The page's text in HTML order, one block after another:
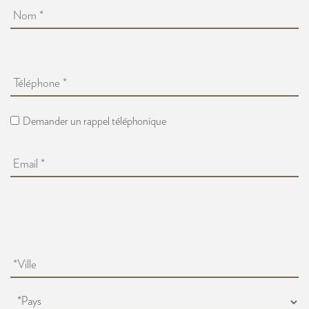
Nom *
Souhaitez-
vous
contacté
?
Consent
Callback
Demander un rappel téléphonique
Email
Addresse